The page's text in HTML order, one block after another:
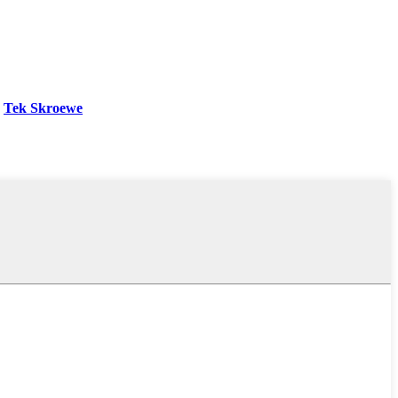
Tek Skroewe